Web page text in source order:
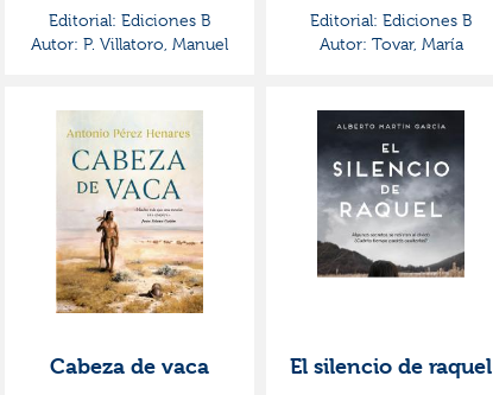
Editorial: Ediciones B
Autor: P. Villatoro, Manuel
Editorial: Ediciones B
Autor: Tovar, María
Cabeza de vaca El silencio de raquel